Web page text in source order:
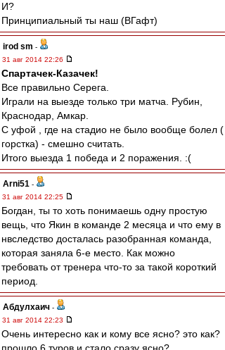
И?
Принципиальный ты наш (ВГафт)
irod sm -
31 авг 2014 22:26
Спартачек-Казачек!
Все правильно Серега.
Играли на выезде только три матча. Рубин,
Краснодар, Амкар.
С уфой , где на стадио не было вообще болел (
горстка) - смешно считать.
Итого выезда 1 победа и 2 поражения. :(
Arni51 -
31 авг 2014 22:25
Богдан, ты то хоть понимаешь одну простую
вещь, что Якин в команде 2 месяца и что ему в
нвследство досталась разобранная команда,
которая заняла 6-е место. Как можно
требовать от тренера что-то за такой короткий
период.
Абдулхаич -
31 авг 2014 22:23
Очень интересно как и кому все ясно? это как?